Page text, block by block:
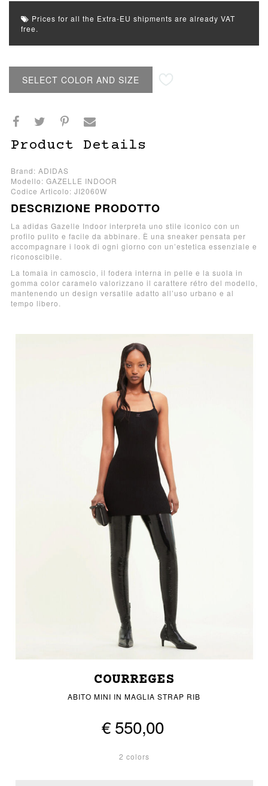
Prices for all the Extra-EU shipments are already VAT
free.
SELECT COLOR AND SIZE
Product Details
Brand: ADIDAS
Modello: GAZELLE INDOOR
Codice Articolo: JI2060W
DESCRIZIONE PRODOTTO
La adidas Gazelle Indoor interpreta uno stile iconico con un
profilo pulito e facile da abbinare. È una sneaker pensata per
accompagnare i look di ogni giorno con un’estetica essenziale e
riconoscibile.
La tomaia in camoscio, il fodera interna in pelle e la suola in
gomma color caramelo valorizzano il carattere rétro del modello,
mantenendo un design versatile adatto all’uso urbano e al
tempo libero.
COURREGES
ABITO MINI IN MAGLIA STRAP RIB
€ 550,00
2 colors